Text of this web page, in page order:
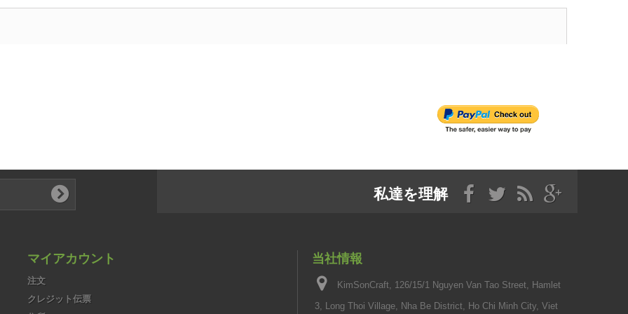
私達を理解
マイアカウント
注文
クレジット伝票
当社情報
KimSonCraft, 126/15/1 Nguyen Van Tao Street, Hamlet
3, Long Thoi Village, Nha Be District, Ho Chi Minh City, Viet